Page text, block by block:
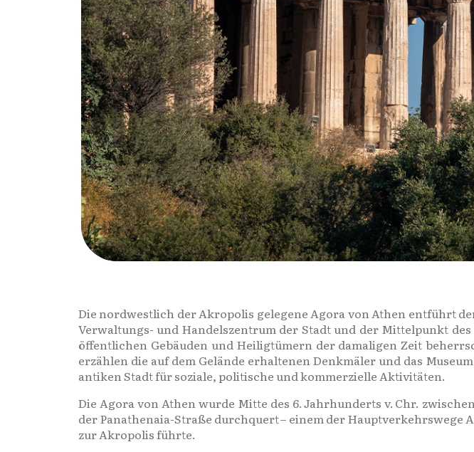
Die nordwestlich der Akropolis gelegene Agora von Athen entführt
Verwaltungs- und Handelszentrum der Stadt und der Mittelpunkt
öffentlichen Gebäuden und Heiligtümern der damaligen Zeit
erzählen die auf dem Gelände erhaltenen Denkmäler und das
antiken Stadt für soziale, politische und kommerzielle Aktivitäten.
Die Agora von Athen wurde Mitte des 6. Jahrhunderts v. Chr.
der Panathenaia-Straße durchquert – einem der Hauptverkehrswege
zur Akropolis führte.